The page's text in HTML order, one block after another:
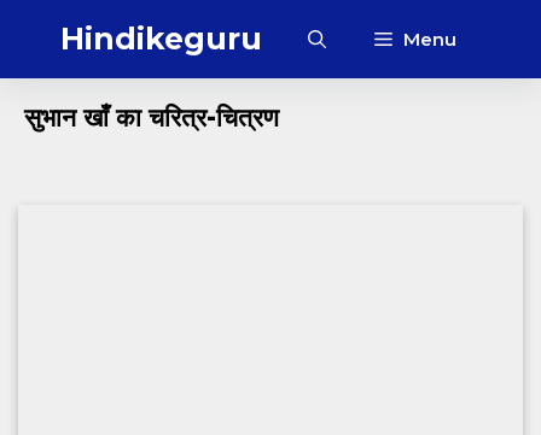
Hindikeguru Menu
सुभान खाँ का चरित्र-चित्रण